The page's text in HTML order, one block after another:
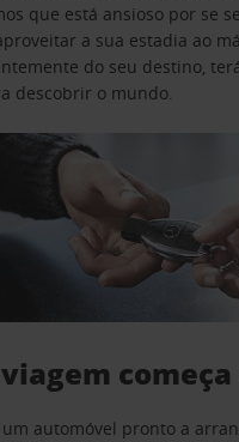
que está ansioso por se
a sua estadia ao
do seu destino,
descobrir o mundo.
automóvel pronto a